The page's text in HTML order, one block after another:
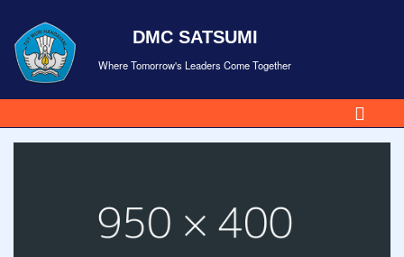
DMC SATSUMI
Where Tomorrow's Leaders Come Together